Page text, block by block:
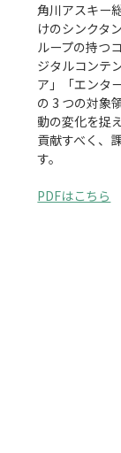
角川アスキー
けのシンクタ
ループの持つ
ジタルコンテ
ア」「エンタ
の 3 つの対象
動の変化を捉
貢献すべく、
す。
PDFはこちら